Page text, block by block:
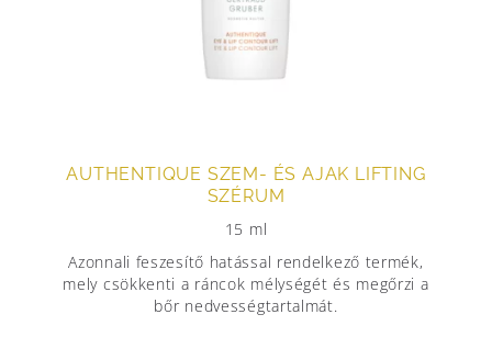
AUTHENTIQUE SZEM- ÉS AJAK LIFTING
SZÉRUM
15 ml
Azonnali feszesítő hatással rendelkező termék,
mely csökkenti a ráncok mélységét és megőrzi a
bőr nedvességtartalmát.